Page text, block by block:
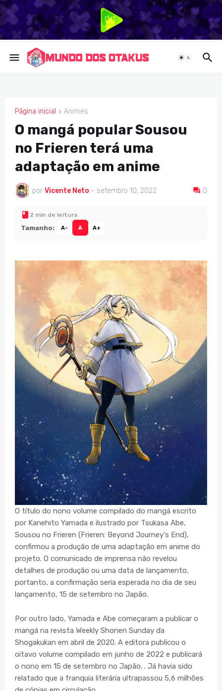
Página inicial Animes
ANIMES
O mangá popular Sousou
no Frieren terá uma
adaptação em anime
por Vicente Neto - setembro 10, 2022 0
2 min de leitura
Tamanho: A- A A+
O título do nono volume compilado do mangá escrito
por Kanehito Yamada e ilustrado por Tsukasa Abe,
Sousou no Frieren (Frieren: Beyond Journey's End),
confirmou a produção de uma adaptação em anime do
projeto. O comunicado de imprensa não revelou
detalhes de produção ou uma data de lançamento,
portanto, a confirmação seria esperada no dia de seu
lançamento, 15 de setembro no Japão.
Por outro lado, Yamada e Abe começaram a publicar o
mangá na revista Weekly Shonen Sunday da
Shogakukan em abril de 2020. A editora publicou o
oitavo volume compilado em junho de 2022 e publicará
o nono em 15 de setembro no Japão. . Já havia sido
relatado que a franquia literária ultrapassou 5,6 milhões